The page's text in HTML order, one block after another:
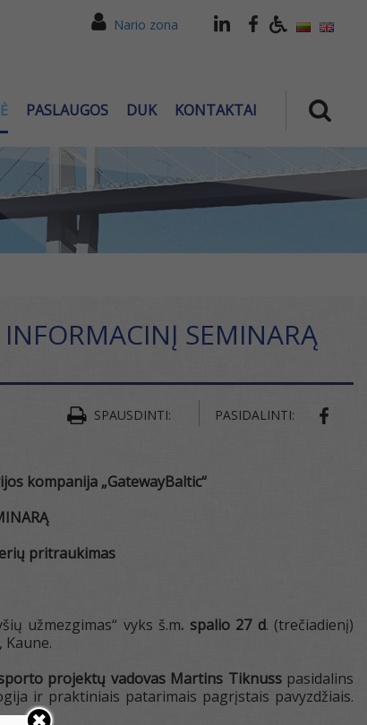
Nario zona
PASLAUGOS DUK KONTAKTAI
SEMINARĄ
SPAUSDINTI: PASIDALINTI:
kompanija „GatewayBaltic“
pritraukimas
užmezgimas“ vyks š.m. spalio 27 d. (trečiadienį)
projektų vadovas Martins Tiknuss pasidalins
ir praktiniais patarimais pagrįstais pavyzdžiais.